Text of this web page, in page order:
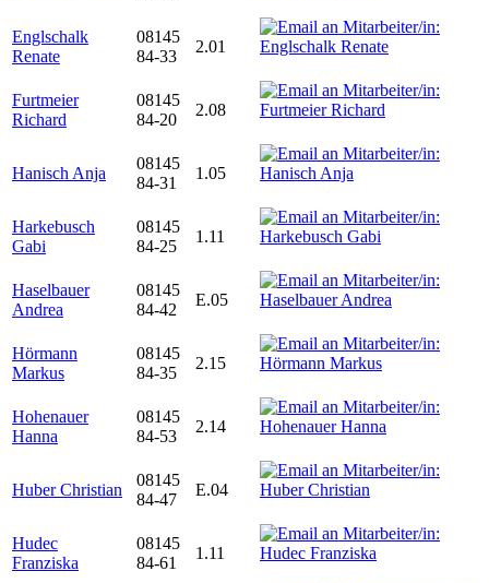
Englschalk
Renate
08145
84-33
2.01
Furtmeier
Richard
08145
84-20
2.08
Hanisch Anja
08145
84-31
1.05
Harkebusch
Gabi
08145
84-25
1.11
Haselbauer
Andrea
08145
84-42
E.05
Hörmann
Markus
08145
84-35
2.15
Hohenauer
Hanna
08145
84-53
2.14
Huber Christian
08145
84-47
E.04
Hudec
Franziska
08145
84-61
1.11